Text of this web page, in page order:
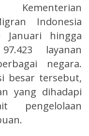
Indonesia
Januari hingga
layanan
negara.
besar tersebut,
yang dihadapi
pengelolaan